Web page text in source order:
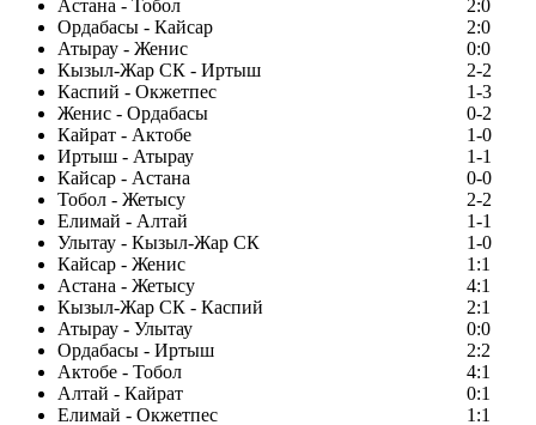
Астана - Тобол
2:0
Ордабасы - Кайсар
2:0
Атырау - Женис
0:0
Кызыл-Жар СК - Иртыш
2-2
Каспий - Окжетпес
1-3
Женис - Ордабасы
0-2
Кайрат - Актобе
1-0
Иртыш - Атырау
1-1
Кайсар - Астана
0-0
Тобол - Жетысу
2-2
Елимай - Алтай
1-1
Улытау - Кызыл-Жар СК
1-0
Кайсар - Женис
1:1
Астана - Жетысу
4:1
Кызыл-Жар СК - Каспий
2:1
Атырау - Улытау
0:0
Ордабасы - Иртыш
2:2
Актобе - Тобол
4:1
Алтай - Кайрат
0:1
Елимай - Окжетпес
1:1